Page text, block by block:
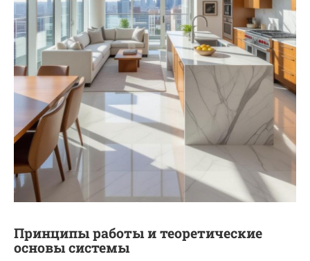
Принципы работы и теоретические
основы системы